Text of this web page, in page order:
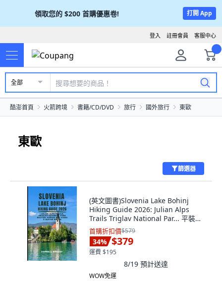
領取您的 $200 首購優惠卷! 打開 App
客服中心
註冊會員
登入
全部
酷澎首頁 火箭跨境 書籍/CD/DVD 旅行 國外旅行 東歐
東歐
篩選器
(英文圖書)Slovenia Lake Bohinj
Hiking Guide 2026: Julian Alps
Trails Triglav National Par... 平裝版,
Independently Published, 英文
首購折扣價$579
34% $379
運費 $195
8/19 預計送達
WOW免運